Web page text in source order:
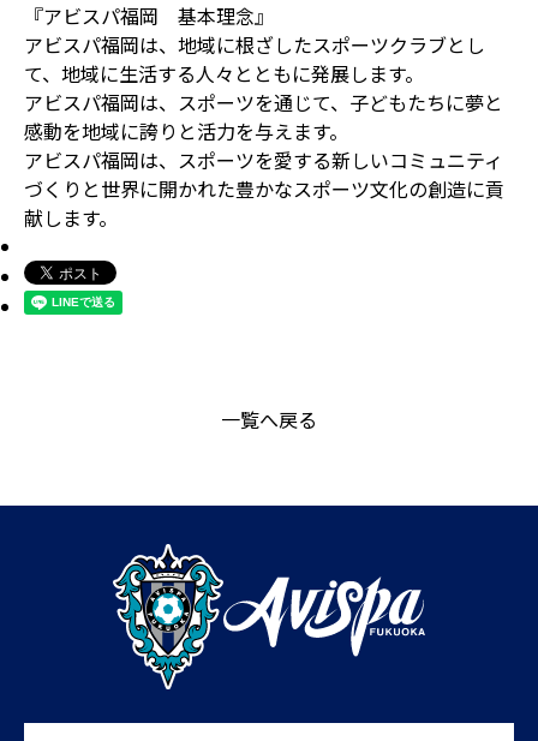
『アビスパ福岡 基本理念』
アビスパ福岡は、地域に根ざしたスポーツクラブとし
て、地域に生活する人々とともに発展します。
アビスパ福岡は、スポーツを通じて、子どもたちに夢と
感動を地域に誇りと活力を与えます。
アビスパ福岡は、スポーツを愛する新しいコミュニティ
づくりと世界に開かれた豊かなスポーツ文化の創造に貢
献します。
一覧へ戻る